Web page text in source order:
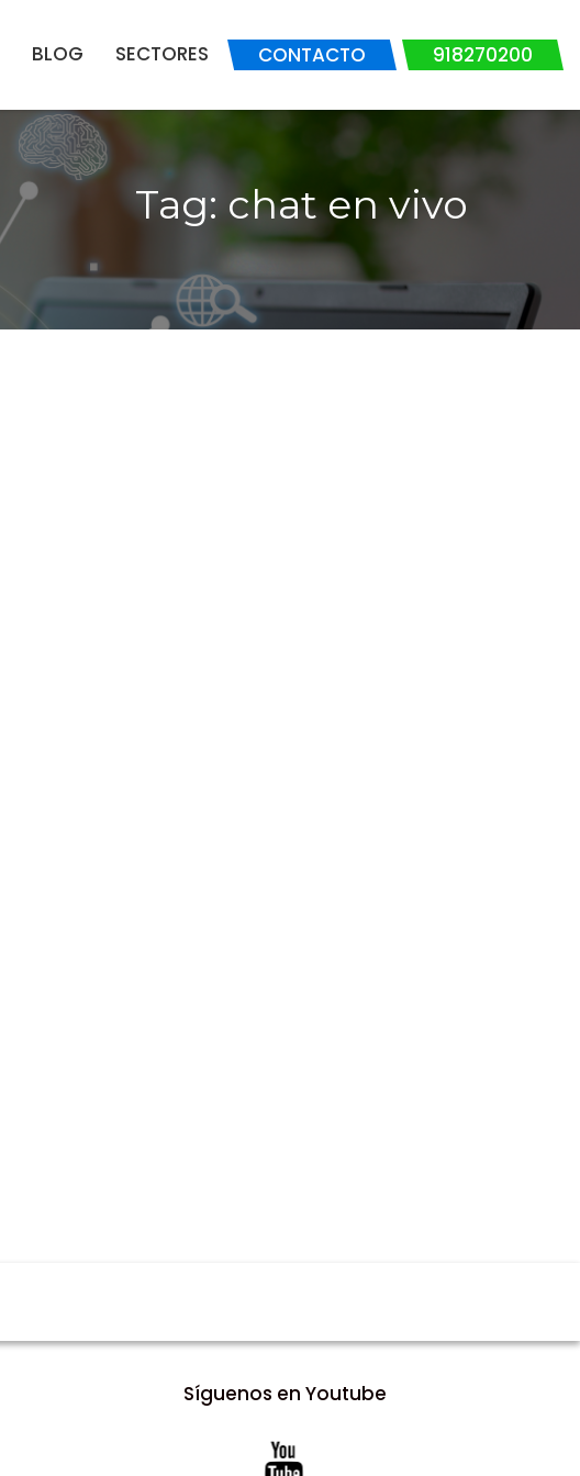
BLOG SECTORES CONTACTO 918270200
Tag: chat en vivo
Síguenos en Youtube